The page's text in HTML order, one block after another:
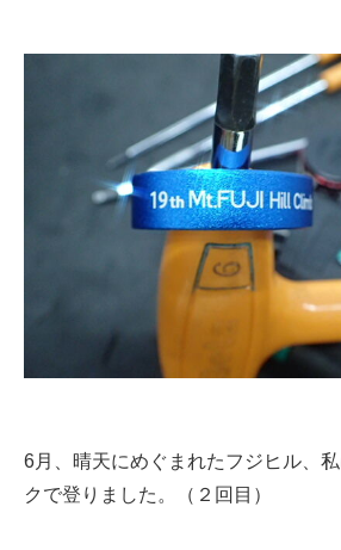
6月、晴天にめぐまれたフジヒル、
クで登りました。（２回目）